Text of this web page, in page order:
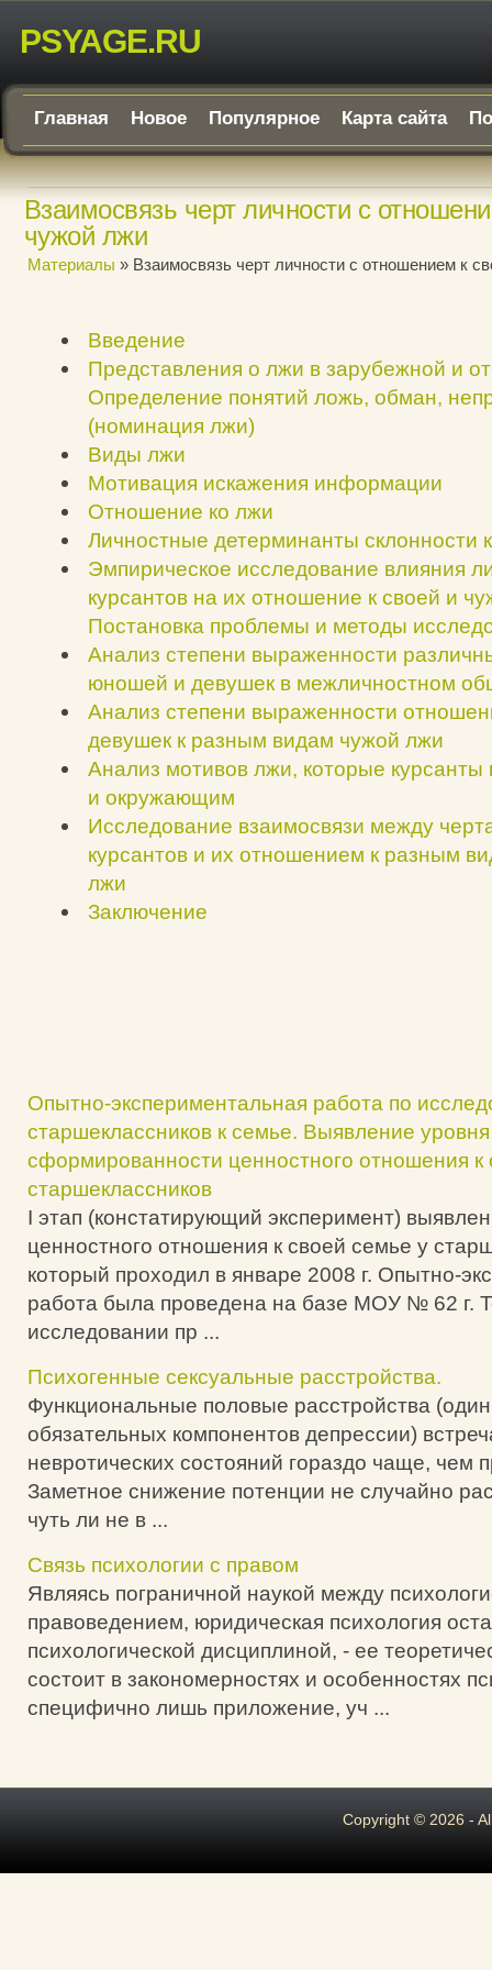
PSYAGE.RU
Главная Новое Популярное Карта сайта
Взаимосвязь черт личности с
чужой лжи
Материалы » Взаимосвязь черт личности с отношением к
Введение
Представления о лжи в зарубежной и
Определение понятий ложь, обман,
(номинация лжи)
Виды лжи
Мотивация искажения информации
Отношение ко лжи
Личностные детерминанты склонности
Эмпирическое исследование влияния
курсантов на их отношение к своей и
Постановка проблемы и методы
Анализ степени выраженности
юношей и девушек в межличностном
Анализ степени выраженности
девушек к разным видам чужой лжи
Анализ мотивов лжи, которые
и окружающим
Исследование взаимосвязи между
курсантов и их отношением к разным
лжи
Заключение
Опытно-экспериментальная работа по
старшеклассников к семье. Выявление уровня
сформированности ценностного отношения к
старшеклассников
I этап (констатирующий эксперимент)
ценностного отношения к своей семье у
который проходил в январе 2008 г. Опытно-
работа была проведена на базе МОУ № 62 г.
исследовании пр ...
Психогенные сексуальные расстройства.
Функциональные половые расстройства
обязательных компонентов депрессии)
невротических состояний гораздо чаще, чем
Заметное снижение потенции не случайно
чуть ли не в ...
Связь психологии с правом
Являясь пограничной наукой между
правоведением, юридическая психология
психологической дисциплиной, - ее
состоит в закономерностях и особенностях
специфично лишь приложение, уч ...
Copyright © 2026 -